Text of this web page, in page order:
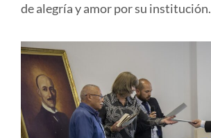
de alegría y amor por su institución.